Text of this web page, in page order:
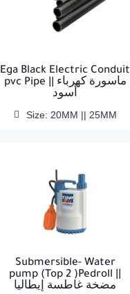
Ega Black Electric Conduit
pvc Pipe || ماسورة كهرباء
أسود
Size: 20MM || 25MM
Submersible- Water
pump (Top 2 )Pedroll ||
مضخة غاطسة إيطاليا